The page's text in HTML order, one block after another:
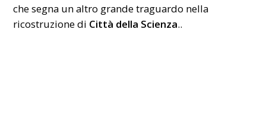
che segna un altro grande traguardo nella
ricostruzione di Città della Scienza..